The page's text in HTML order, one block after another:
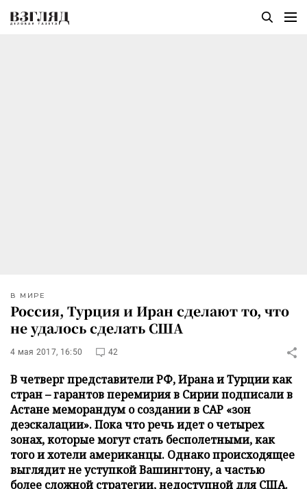
В МИРЕ
Россия, Турция и Иран сделают то, что
не удалось сделать США
4 мая 2017, 16:50 42
В четверг представители РФ, Ирана и Турции как
стран – гарантов перемирия в Сирии подписали в
Астане меморандум о создании в САР «зон
деэскалации». Пока что речь идет о четырех
зонах, которые могут стать бесполетными, как
того и хотели американцы. Однако происходящее
выглядит не уступкой Вашингтону, а частью
более сложной стратегии, недоступной для США.